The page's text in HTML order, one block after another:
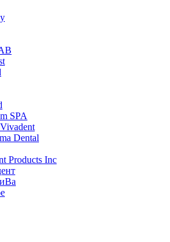
SPA
Dental
Products Inc